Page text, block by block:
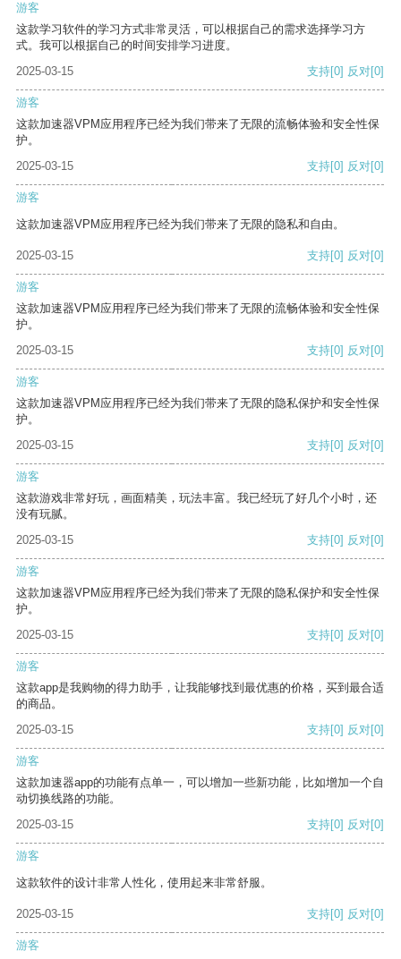
游客
这款学习软件的学习方式非常灵活，可以根据自己的需求选择学习方
式。我可以根据自己的时间安排学习进度。
2025-03-15
支持[0] 反对[0]
游客
这款加速器VPM应用程序已经为我们带来了无限的流畅体验和安全性保
护。
2025-03-15
支持[0] 反对[0]
游客
这款加速器VPM应用程序已经为我们带来了无限的隐私和自由。
2025-03-15 支持[0] 反对[0]
游客
这款加速器VPM应用程序已经为我们带来了无限的流畅体验和安全性保
护。
2025-03-15
支持[0] 反对[0]
游客
这款加速器VPM应用程序已经为我们带来了无限的隐私保护和安全性保
护。
2025-03-15
支持[0] 反对[0]
游客
这款游戏非常好玩，画面精美，玩法丰富。我已经玩了好几个小时，还
没有玩腻。
2025-03-15
支持[0] 反对[0]
游客
这款加速器VPM应用程序已经为我们带来了无限的隐私保护和安全性保
护。
2025-03-15
支持[0] 反对[0]
游客
这款app是我购物的得力助手，让我能够找到最优惠的价格，买到最合适
的商品。
2025-03-15
支持[0] 反对[0]
游客
这款加速器app的功能有点单一，可以增加一些新功能，比如增加一个自
动切换线路的功能。
2025-03-15
支持[0] 反对[0]
游客
这款软件的设计非常人性化，使用起来非常舒服。
2025-03-15 支持[0] 反对[0]
游客